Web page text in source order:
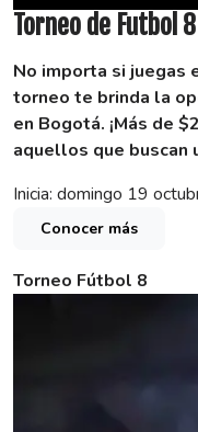
Torneo de Futbol
No importa si juegas
torneo te brinda la
en Bogotá. ¡Más de
aquellos que buscan
Inicia: domingo 19
Conocer más
Torneo Fútbol 8